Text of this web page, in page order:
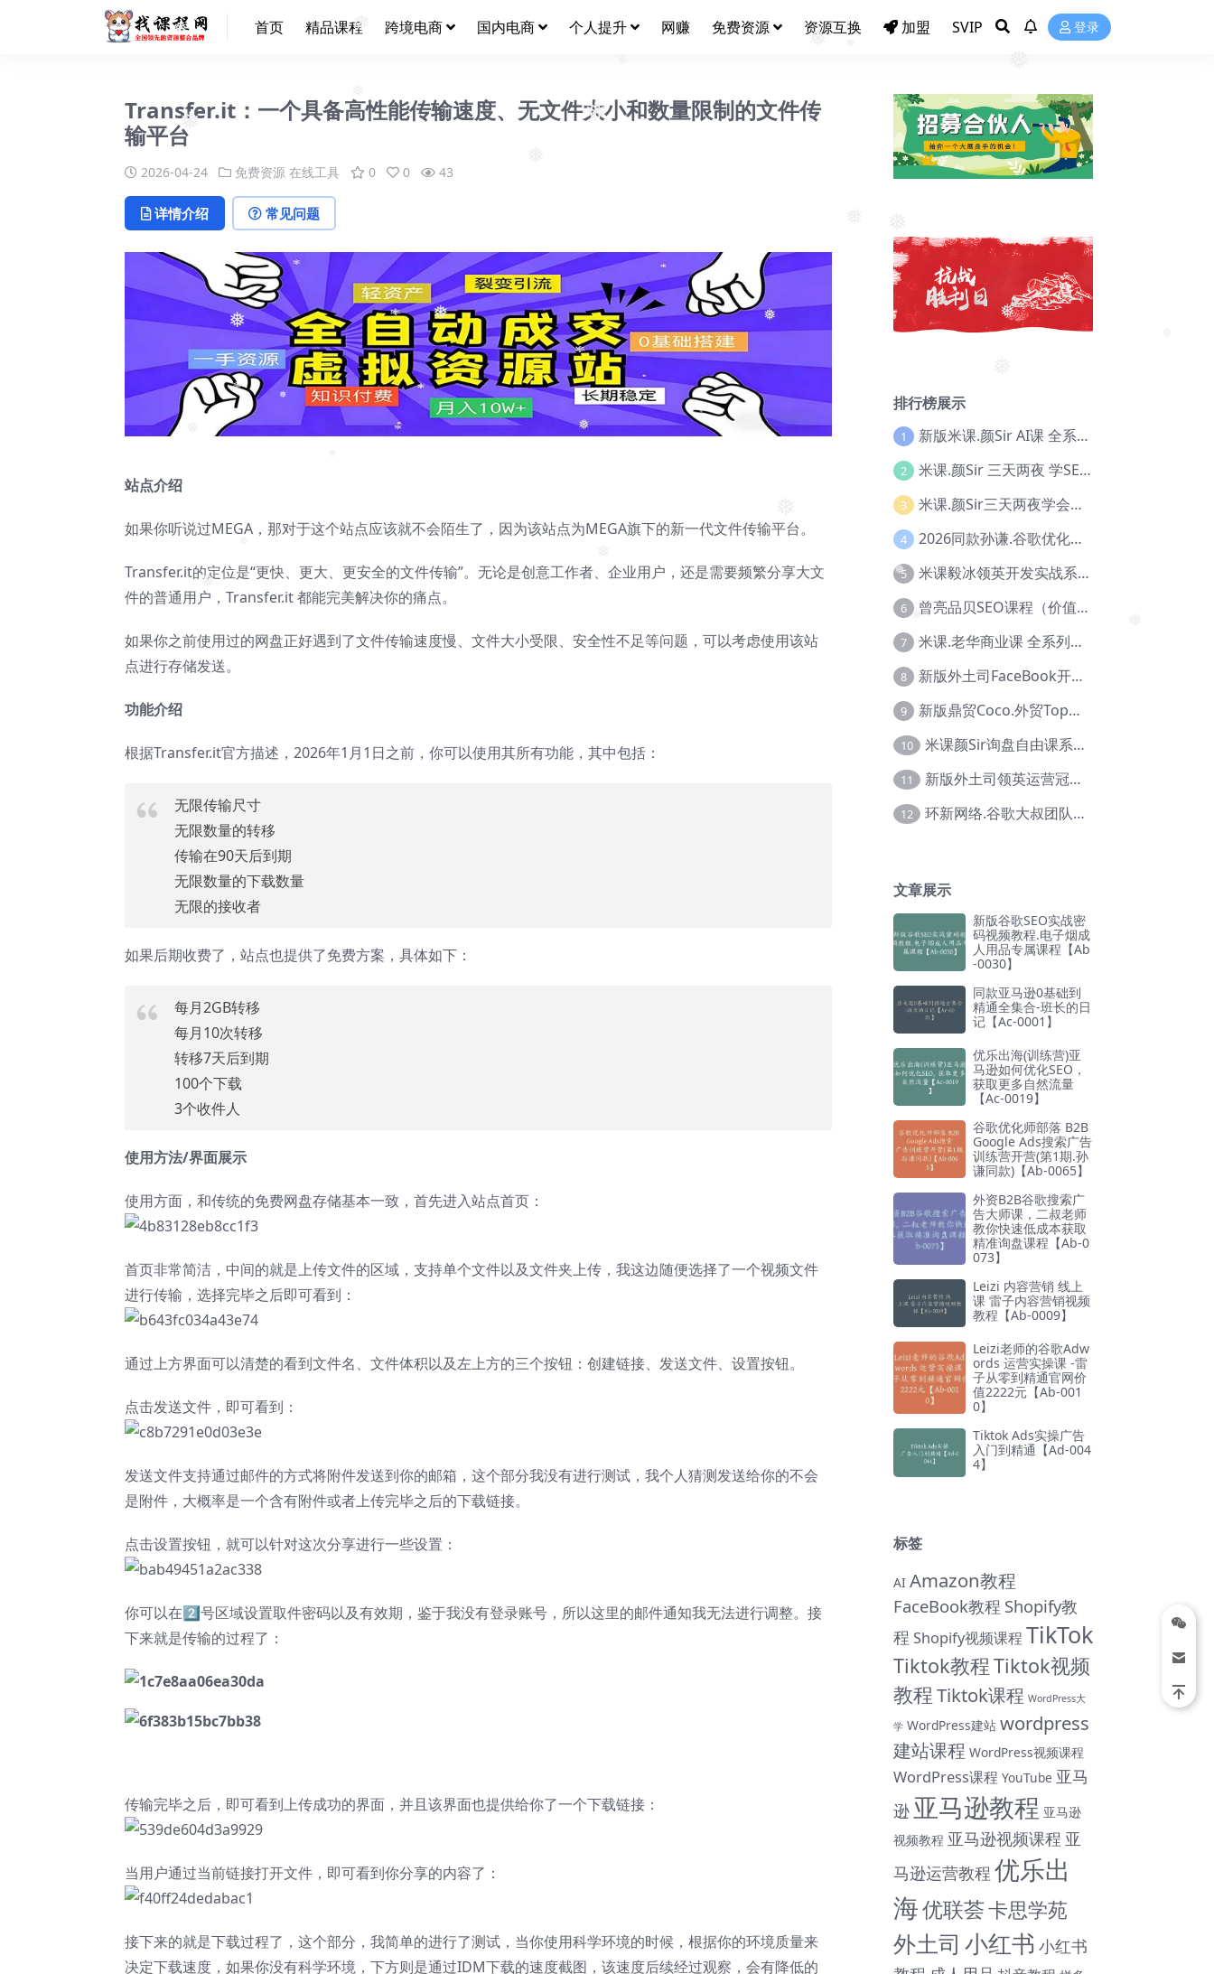
❅
❅
❅
❅ ❅
❅
❅
❅
❅
❅
❅
❅
❅
❅
首页 精品课程 跨境电商 国内电商 个人提升 网赚 免费资源 资源互换 加盟 SVIP 登录
Transfer.it：一个具备高性能传输速度、无文件大小和数量限制的文件传
输平台
2026-04-24 免费资源 在线工具 0 0 43
详情介绍 常见问题
站点介绍
如果你听说过MEGA，那对于这个站点应该就不会陌生了，因为该站点为MEGA旗下的新一代文件传输平台。
Transfer.it的定位是“更快、更大、更安全的文件传输”。无论是创意工作者、企业用户，还是需要频繁分享大文
件的普通用户，Transfer.it 都能完美解决你的痛点。
如果你之前使用过的网盘正好遇到了文件传输速度慢、文件大小受限、安全性不足等问题，可以考虑使用该站
点进行存储发送。
功能介绍
根据Transfer.it官方描述，2026年1月1日之前，你可以使用其所有功能，其中包括：
无限传输尺寸
无限数量的转移
传输在90天后到期
无限数量的下载数量
无限的接收者
如果后期收费了，站点也提供了免费方案，具体如下：
每月2GB转移
每月10次转移
转移7天后到期
100个下载
3个收件人
使用方法/界面展示
使用方面，和传统的免费网盘存储基本一致，首先进入站点首页：
首页非常简洁，中间的就是上传文件的区域，支持单个文件以及文件夹上传，我这边随便选择了一个视频文件
进行传输，选择完毕之后即可看到：
通过上方界面可以清楚的看到文件名、文件体积以及左上方的三个按钮：创建链接、发送文件、设置按钮。
点击发送文件，即可看到：
发送文件支持通过邮件的方式将附件发送到你的邮箱，这个部分我没有进行测试，我个人猜测发送给你的不会
是附件，大概率是一个含有附件或者上传完毕之后的下载链接。
点击设置按钮，就可以针对这次分享进行一些设置：
你可以在2️⃣号区域设置取件密码以及有效期，鉴于我没有登录账号，所以这里的邮件通知我无法进行调整。接
下来就是传输的过程了：
传输完毕之后，即可看到上传成功的界面，并且该界面也提供给你了一个下载链接：
当用户通过当前链接打开文件，即可看到你分享的内容了：
接下来的就是下载过程了，这个部分，我简单的进行了测试，当你使用科学环境的时候，根据你的环境质量来
决定下载速度，如果你没有科学环境，下方则是通过IDM下载的速度截图，该速度后续经过观察，会有降低的
排行榜展示
1 新版米课.颜Sir AI课 全系列实战教程，价值9800，跨境首选！【Ag-0052】
2 米课.颜Sir 三天两夜 学SEO系列教程，价值9600元，跨境人都在学 【Ag-0056】
3 米课.颜Sir三天两夜学会建站，价值6900，MI课甄选课程 【Ag-0055】
4 2026同款孙谦.谷歌优化师部落内部VIP实战教程|价值4999元全网独家解码（官方报名版本）【@034】
5 米课毅冰领英开发实战系列教程，价值3980，跨境必选【Ag-0049】
6 曾亮品贝SEO课程（价值：9800）品贝全系列教程 【Ab-0022】
7 米课.老华商业课 全系列实战教程，跨境电商必学，价值16900元【Ag-0053】
8 新版外土司FaceBook开发冠军全系列教程【Ab-0021】
9 新版鼎贸Coco.外贸Top业务课 (圈内首次独家解码|460节课)【Ag-0091】
10 米课颜Sir询盘自由课系列视频教程【Ag-0020】
11 新版外土司领英运营冠军【Ag-0047】
12 环新网络.谷歌大叔团队谷歌SEO实战教程【Ab-0024】
文章展示
新版谷歌SEO实战密
码视频教程.电子烟成
人用品专属课程【Ab
-0030】
同款亚马逊0基础到
精通全集合-班长的日
记【Ac-0001】
优乐出海(训练营)亚
马逊如何优化SEO，
获取更多自然流量
【Ac-0019】
谷歌优化师部落 B2B
Google Ads搜索广告
训练营开营(第1期.孙
谦同款)【Ab-0065】
外资B2B谷歌搜索广
告大师课，二叔老师
教你快速低成本获取
精准询盘课程【Ab-0
073】
Leizi 内容营销 线上
课 雷子内容营销视频
教程【Ab-0009】
Leizi老师的谷歌Adw
ords 运营实操课 -雷
子从零到精通官网价
值2222元【Ab-001
0】
Tiktok Ads实操广告
入门到精通【Ad-004
4】
标签
AI Amazon教程
FaceBook教程 Shopify教
程 Shopify视频课程 TikTok
Tiktok教程Tiktok视频
教程Tiktok课程 WordPress大
学 WordPress建站 wordpress
建站课程 WordPress视频课程
WordPress课程 YouTube 亚马
逊 亚马逊教程 亚马逊
视频教程 亚马逊视频课程 亚
马逊运营教程 优乐出
海优联荟卡思学苑
外土司 小红书 小红书